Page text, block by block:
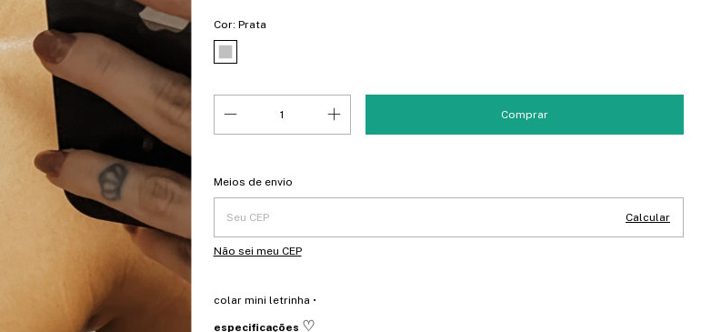
Cor: Prata
Entregas para o CEP:
Meios de envio
Calcular
Não sei meu CEP
colar mini letrinha •
especificações ♡